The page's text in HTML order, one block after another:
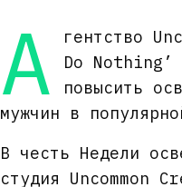
А
гентство
Do
повысить
мужчин в
В честь Недели
студия Uncommon